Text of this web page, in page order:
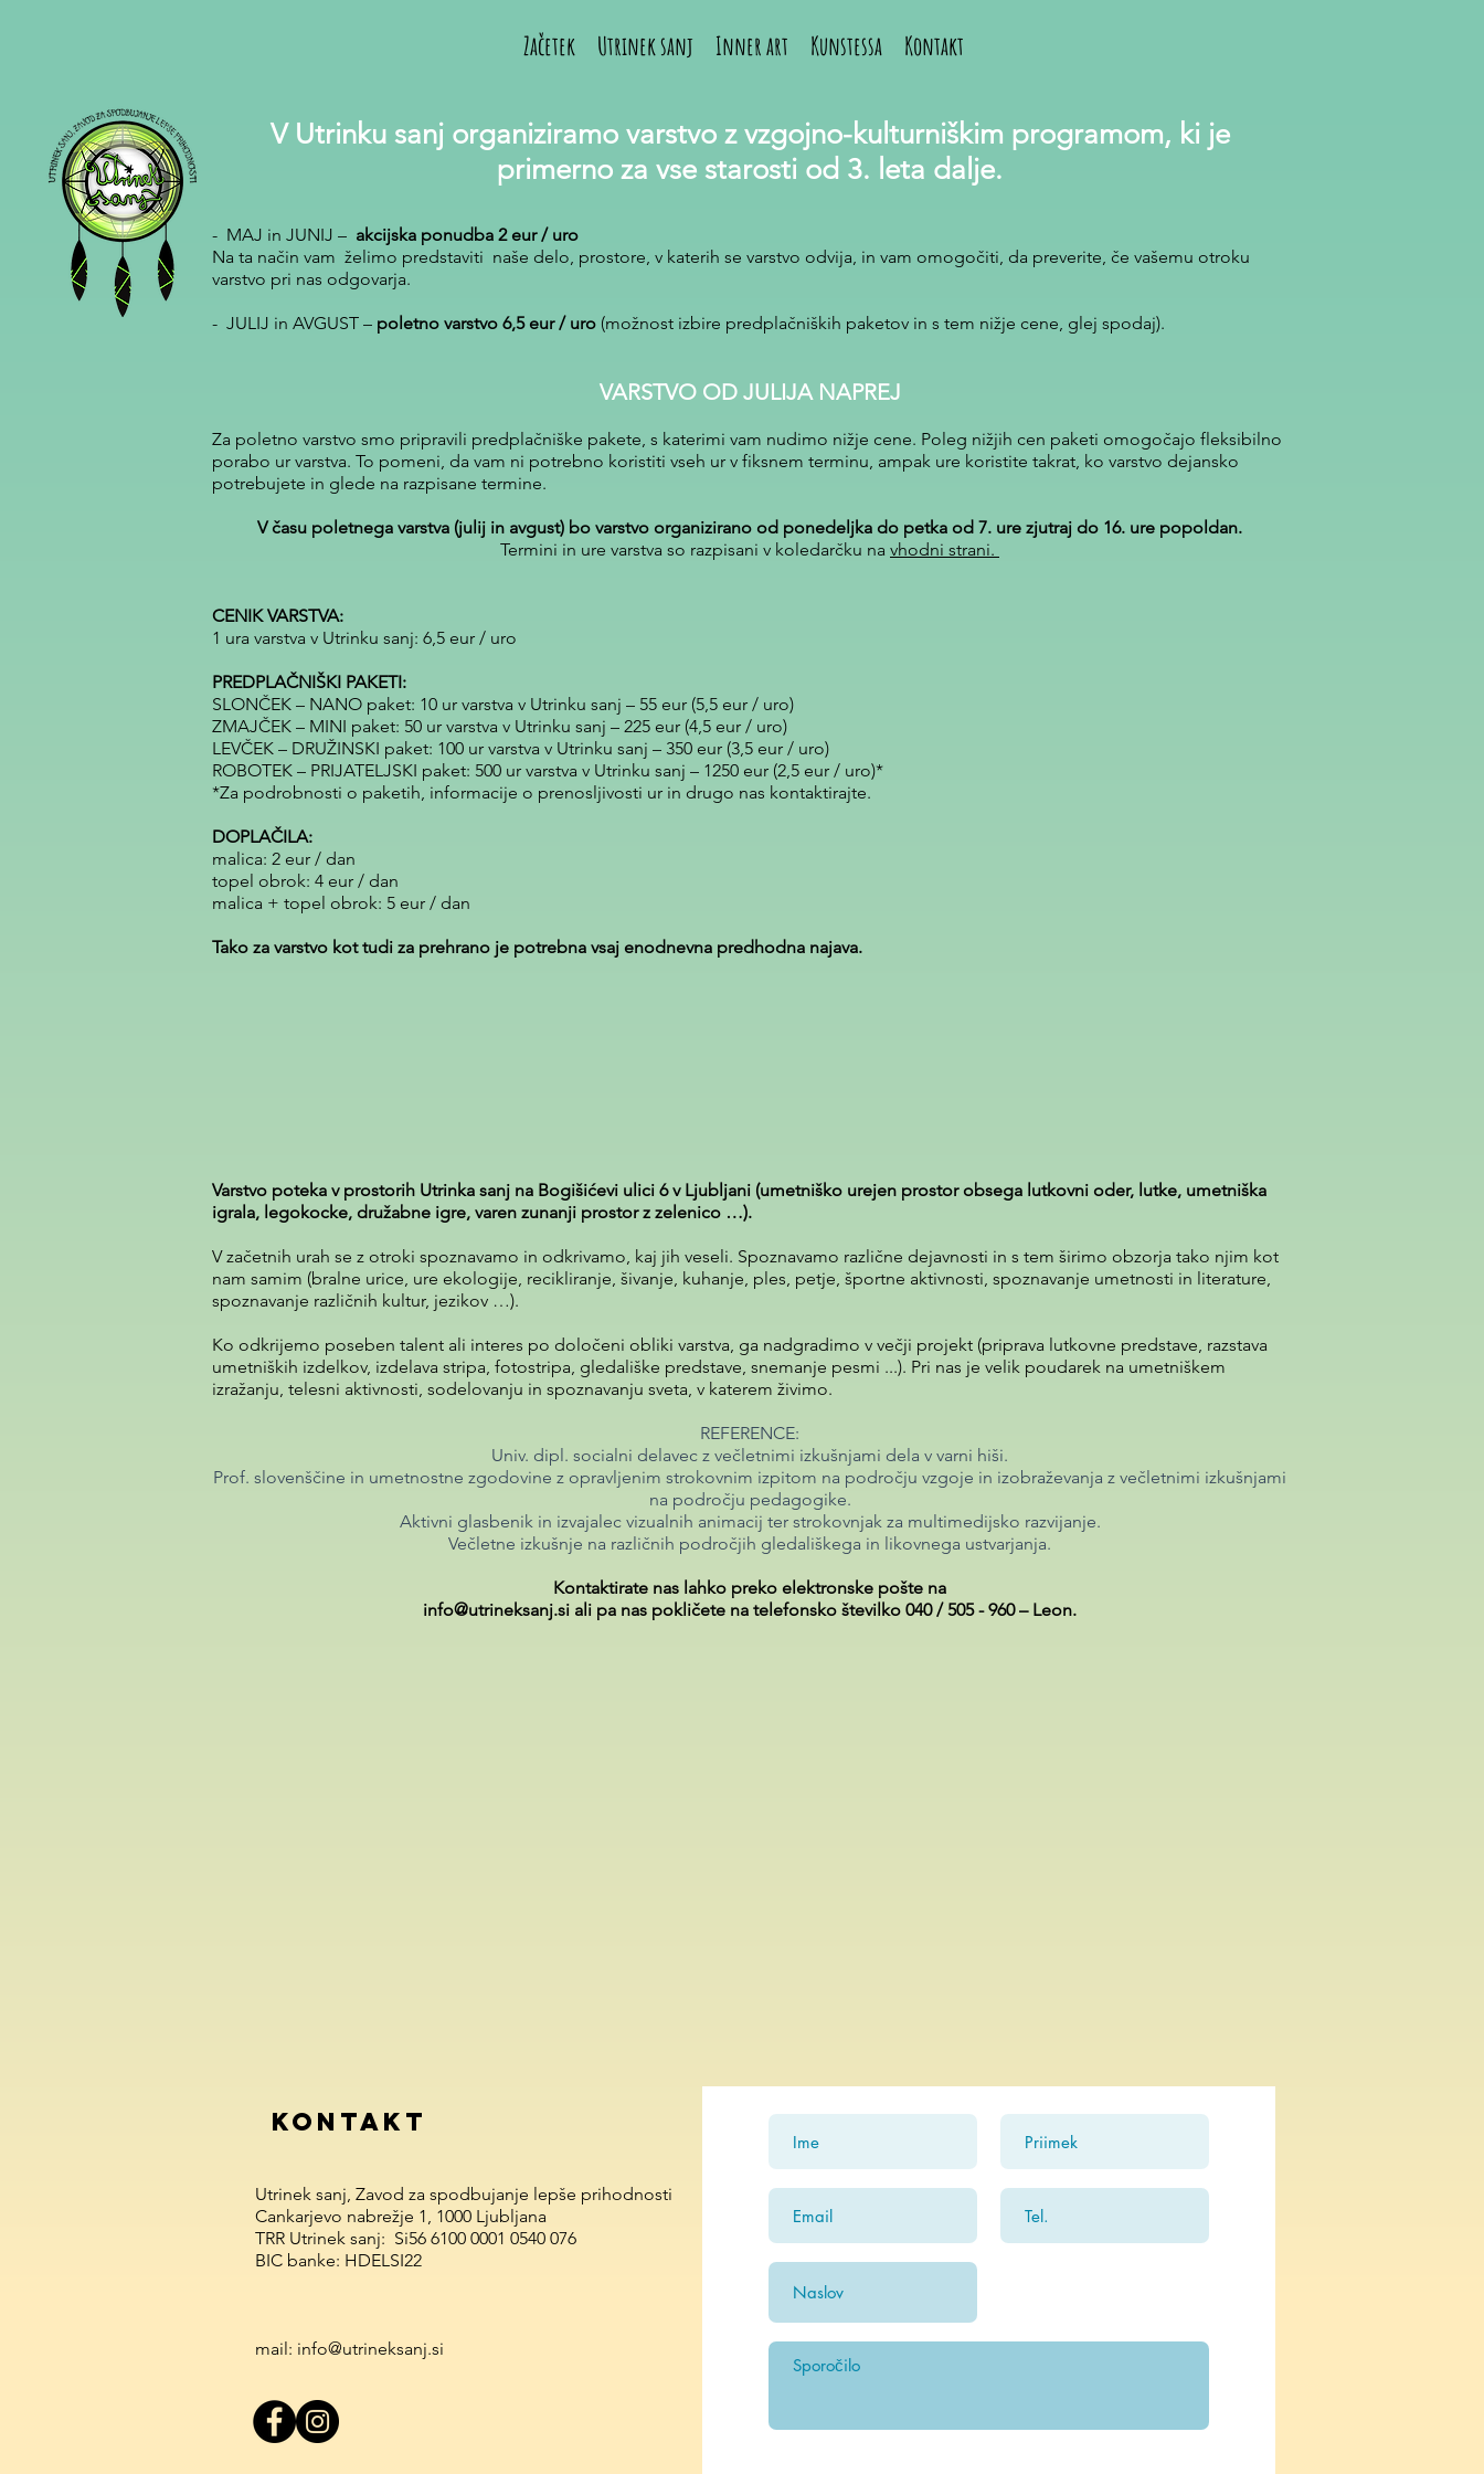
Začetek Utrinek sanj Inner art Kunstessa Kontakt
V Utrinku sanj organiziramo varstvo z vzgojno-kulturniškim programom, ki je
primerno za vse starosti od 3. leta dalje.
- MAJ in JUNIJ – akcijska ponudba 2 eur / uro
Na ta način vam želimo predstaviti naše delo, prostore, v katerih se varstvo odvija, in vam omogočiti, da preverite, če vašemu otroku
varstvo pri nas odgovarja.
- JULIJ in AVGUST – poletno varstvo 6,5 eur / uro (možnost izbire predplačniških paketov in s tem nižje cene, glej spodaj).
VARSTVO OD JULIJA NAPREJ
Za poletno varstvo smo pripravili predplačniške pakete, s katerimi vam nudimo nižje cene. Poleg nižjih cen paketi omogočajo fleksibilno
porabo ur varstva. To pomeni, da vam ni potrebno koristiti vseh ur v fiksnem terminu, ampak ure koristite takrat, ko varstvo dejansko
potrebujete in glede na razpisane termine.
V času poletnega varstva (julij in avgust) bo varstvo organizirano od ponedeljka do petka od 7. ure zjutraj do 16. ure popoldan.
Termini in ure varstva so razpisani v koledarčku na vhodni strani.
CENIK VARSTVA:
1 ura varstva v Utrinku sanj: 6,5 eur / uro
PREDPLAČNIŠKI PAKETI:
SLONČEK – NANO paket: 10 ur varstva v Utrinku sanj – 55 eur (5,5 eur / uro)
ZMAJČEK – MINI paket: 50 ur varstva v Utrinku sanj – 225 eur (4,5 eur / uro)
LEVČEK – DRUŽINSKI paket: 100 ur varstva v Utrinku sanj – 350 eur (3,5 eur / uro)
ROBOTEK – PRIJATELJSKI paket: 500 ur varstva v Utrinku sanj – 1250 eur (2,5 eur / uro)*
*Za podrobnosti o paketih, informacije o prenosljivosti ur in drugo nas kontaktirajte.
DOPLAČILA:
malica: 2 eur / dan
topel obrok: 4 eur / dan
malica + topel obrok: 5 eur / dan
Tako za varstvo kot tudi za prehrano je potrebna vsaj enodnevna predhodna najava.
Varstvo poteka v prostorih Utrinka sanj na Bogišićevi ulici 6 v Ljubljani (umetniško urejen prostor obsega lutkovni oder, lutke, umetniška
igrala, legokocke, družabne igre, varen zunanji prostor z zelenico …).
V začetnih urah se z otroki spoznavamo in odkrivamo, kaj jih veseli. Spoznavamo različne dejavnosti in s tem širimo obzorja tako njim kot
nam samim (bralne urice, ure ekologije, recikliranje, šivanje, kuhanje, ples, petje, športne aktivnosti, spoznavanje umetnosti in literature,
spoznavanje različnih kultur, jezikov …).
Ko odkrijemo poseben talent ali interes po določeni obliki varstva, ga nadgradimo v večji projekt (priprava lutkovne predstave, razstava
umetniških izdelkov, izdelava stripa, fotostripa, gledališke predstave, snemanje pesmi ...). Pri nas je velik poudarek na umetniškem
izražanju, telesni aktivnosti, sodelovanju in spoznavanju sveta, v katerem živimo.
REFERENCE:
Univ. dipl. socialni delavec z večletnimi izkušnjami dela v varni hiši.
Prof. slovenščine in umetnostne zgodovine z opravljenim strokovnim izpitom na področju vzgoje in izobraževanja z večletnimi izkušnjami
na področju pedagogike.
Aktivni glasbenik in izvajalec vizualnih animacij ter strokovnjak za multimedijsko razvijanje.
Večletne izkušnje na različnih področjih gledališkega in likovnega ustvarjanja.
Kontaktirate nas lahko preko elektronske pošte na
info@utrineksanj.si ali pa nas pokličete na telefonsko številko 040 / 505 - 960 – Leon.
KONTAKT
Utrinek sanj, Zavod za spodbujanje lepše prihodnosti
Cankarjevo nabrežje 1, 1000 Ljubljana
TRR Utrinek sanj: Si56 6100 0001 0540 076
BIC banke: HDELSI22
mail: info@utrineksanj.si